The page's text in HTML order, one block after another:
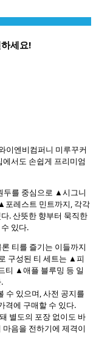
세요!
이엔비컴퍼니 미루꾸커
서도 손쉽게 프리미엄
두를 중심으로 ▲시그니
레스트 민트까지, 각각
. 산뜻한 향부터 묵직한
있다.
티를 즐기는 이들까지
구성된 티 세트는 ▲피
티 ▲애플 블루밍 등 일
수 있으며, 사전 공지를
격에 구매할 수 있다.
별도의 포장 없이도 바
음을 전하기에 제격이